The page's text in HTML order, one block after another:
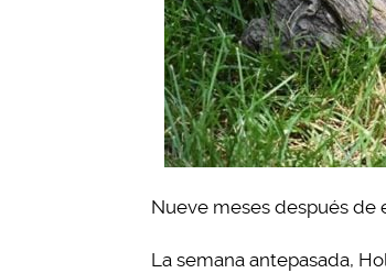
Nueve meses después de
La semana antepasada,